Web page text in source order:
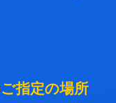
指定の場所